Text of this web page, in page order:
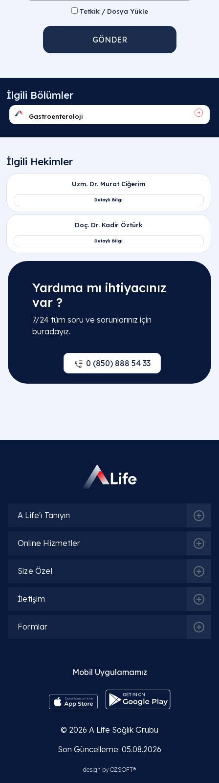
Tetkik / Dosya Yükle
GÖNDER
Yardıma mı ihtiyacınız
var ?
7/24 tüm soru ve sorunlarınız için
buradayız.
0 (850) 888 54 33
A Life'ı Tanıyın
Online Hizmetler
Size Özel
İletişim
Formlar
Mobil Uygulamamız
© 2026 A Life Sağlık Grubu
Son Güncelleme: 05.08.2026
design by OZSOFT®